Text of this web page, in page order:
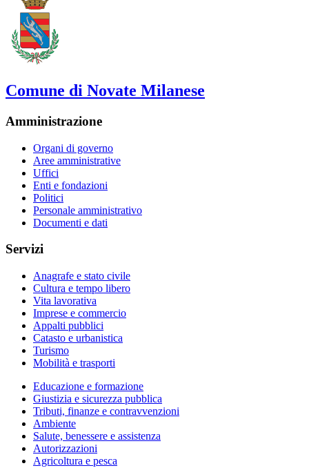
Comune di Novate Milanese
Amministrazione
Organi di governo
Aree amministrative
Uffici
Enti e fondazioni
Politici
Personale amministrativo
Documenti e dati
Servizi
Anagrafe e stato civile
Cultura e tempo libero
Vita lavorativa
Imprese e commercio
Appalti pubblici
Catasto e urbanistica
Turismo
Mobilità e trasporti
Educazione e formazione
Giustizia e sicurezza pubblica
Tributi, finanze e contravvenzioni
Ambiente
Salute, benessere e assistenza
Autorizzazioni
Agricoltura e pesca